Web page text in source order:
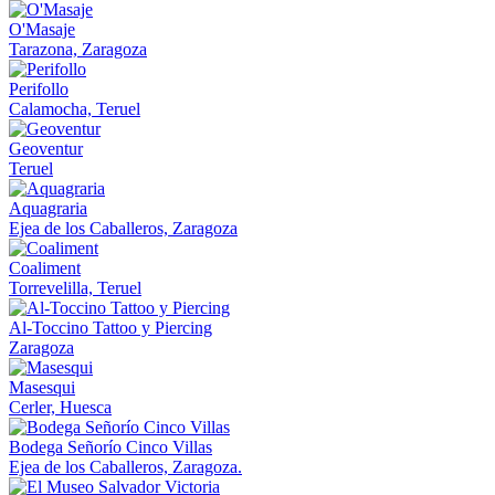
O'Masaje
Tarazona, Zaragoza
Perifollo
Calamocha, Teruel
Geoventur
Teruel
Aquagraria
Ejea de los Caballeros, Zaragoza
Coaliment
Torrevelilla, Teruel
Al-Toccino Tattoo y Piercing
Zaragoza
Masesqui
Cerler, Huesca
Bodega Señorío Cinco Villas
Ejea de los Caballeros, Zaragoza.